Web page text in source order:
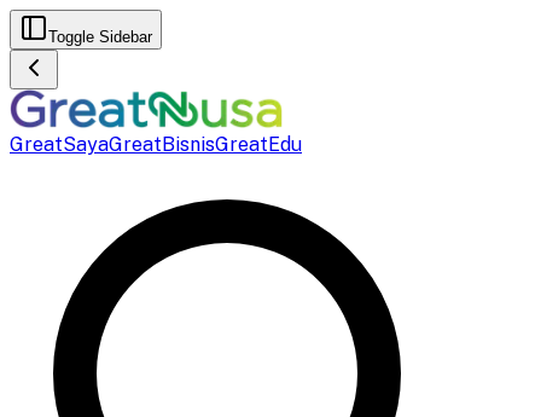
Toggle Sidebar
GreatSayaGreatBisnisGreatEdu